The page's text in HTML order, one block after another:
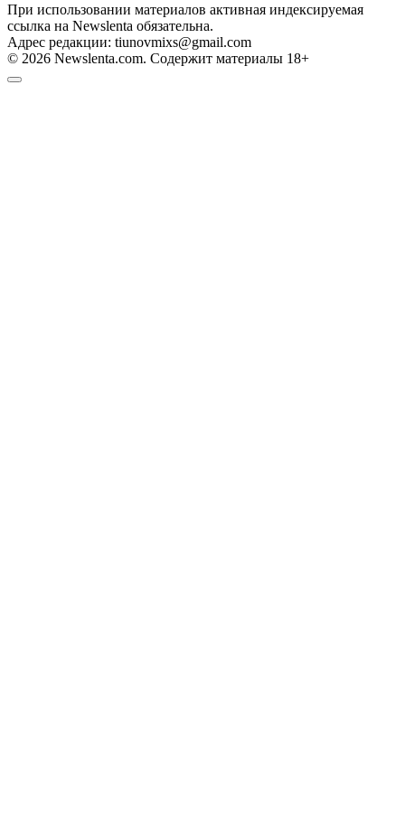
При использовании материалов активная индексируемая
ссылка на Newslenta обязательна.
Адрес редакции: tiunovmixs@gmail.com
© 2026 Newslenta.com. Содержит материалы 18+